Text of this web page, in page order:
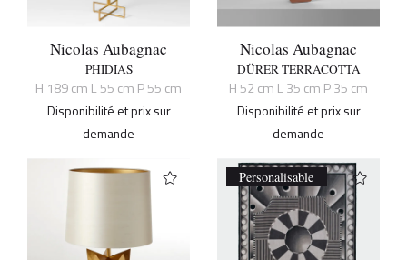
Nicolas Aubagnac
PHIDIAS
H 189 cm L 55 cm P 55 cm
Disponibilité et prix sur
demande
Nicolas Aubagnac
DÜRER TERRACOTTA
H 52 cm L 35 cm P 35 cm
Disponibilité et prix sur
demande
Personalisable